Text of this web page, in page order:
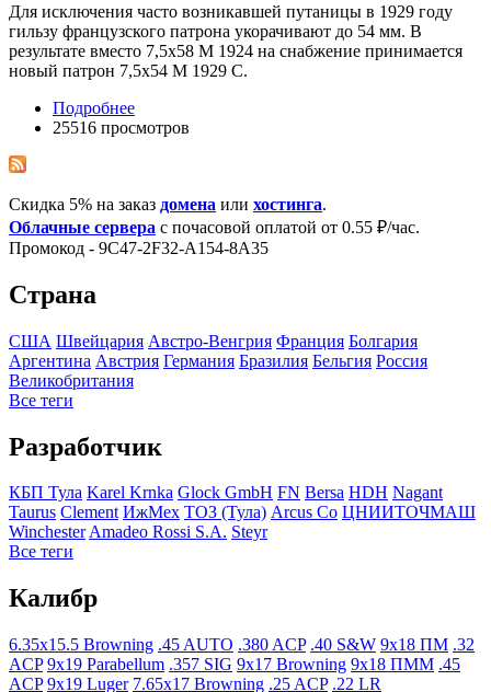
Для исключения часто возникавшей путаницы в 1929 году
гильзу французского патрона укорачивают до 54 мм. В
результате вместо 7,5x58 М 1924 на снабжение принимается
новый патрон 7,5x54 M 1929 С.
Подробнее
25516 просмотров
Скидка 5% на заказ домена или хостинга.
Облачные сервера с почасовой оплатой от 0.55 ₽/час.
Промокод - 9C47-2F32-A154-8A35
Страна
США Швейцария Австро-Венгрия Франция Болгария
Аргентина Австрия Германия Бразилия Бельгия Росcия
Великобритания
Все теги
Разработчик
КБП Тула Karel Krnka Glock GmbH FN Bersa HDH Nagant
Taurus Clement ИжМех ТОЗ (Тула) Arcus Co ЦНИИТОЧМАШ
WinchesterAmadeo Rossi S.A. Steyr
Все теги
Калибр
6.35x15.5 Browning .45 AUTO .380 ACP .40 S&W 9x18 ПМ .32
ACP 9x19 Parabellum .357 SIG 9x17 Browning 9x18 ПММ .45
ACP 9x19 Luger 7.65x17 Browning .25 ACP .22 LR